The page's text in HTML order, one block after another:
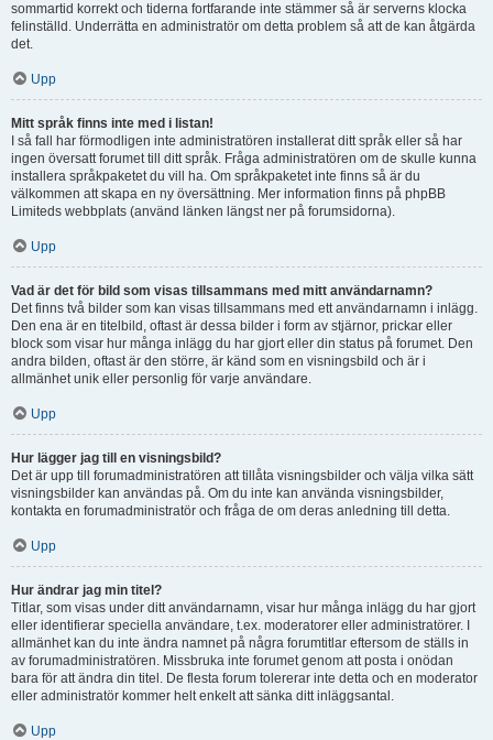
sommartid korrekt och tiderna fortfarande inte stämmer så är serverns klocka
felinställd. Underrätta en administratör om detta problem så att de kan åtgärda
det.
Upp
Mitt språk finns inte med i listan!
I så fall har förmodligen inte administratören installerat ditt språk eller så har
ingen översatt forumet till ditt språk. Fråga administratören om de skulle kunna
installera språkpaketet du vill ha. Om språkpaketet inte finns så är du
välkommen att skapa en ny översättning. Mer information finns på phpBB
Limiteds webbplats (använd länken längst ner på forumsidorna).
Upp
Vad är det för bild som visas tillsammans med mitt användarnamn?
Det finns två bilder som kan visas tillsammans med ett användarnamn i inlägg.
Den ena är en titelbild, oftast är dessa bilder i form av stjärnor, prickar eller
block som visar hur många inlägg du har gjort eller din status på forumet. Den
andra bilden, oftast är den större, är känd som en visningsbild och är i
allmänhet unik eller personlig för varje användare.
Upp
Hur lägger jag till en visningsbild?
Det är upp till forumadministratören att tillåta visningsbilder och välja vilka sätt
visningsbilder kan användas på. Om du inte kan använda visningsbilder,
kontakta en forumadministratör och fråga de om deras anledning till detta.
Upp
Hur ändrar jag min titel?
Titlar, som visas under ditt användarnamn, visar hur många inlägg du har gjort
eller identifierar speciella användare, t.ex. moderatorer eller administratörer. I
allmänhet kan du inte ändra namnet på några forumtitlar eftersom de ställs in
av forumadministratören. Missbruka inte forumet genom att posta i onödan
bara för att ändra din titel. De flesta forum tolererar inte detta och en moderator
eller administratör kommer helt enkelt att sänka ditt inläggsantal.
Upp